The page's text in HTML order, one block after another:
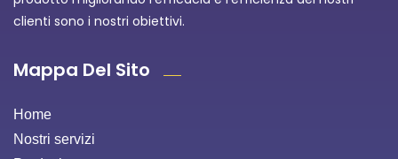
clienti sono i nostri obiettivi.
Mappa Del Sito
Home
Nostri servizi